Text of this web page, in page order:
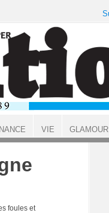
foules et
VIE GLAMOUR